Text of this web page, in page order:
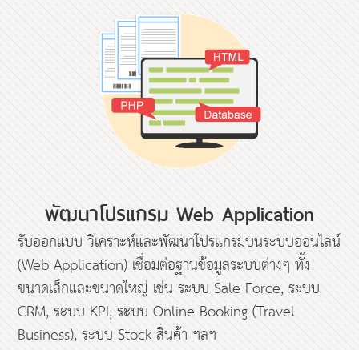
พัฒนาโปรแกรม Web Application
รับออกแบบ วิเคราะห์และพัฒนาโปรแกรมบนระบบออนไลน์
(Web Application) เชื่อมต่อฐานข้อมูลระบบต่างๆ ทั้ง
ขนาดเล็กและขนาดใหญ่ เช่น ระบบ Sale Force, ระบบ
CRM, ระบบ KPI, ระบบ Online Booking (Travel
Business), ระบบ Stock สินค้า ฯลฯ